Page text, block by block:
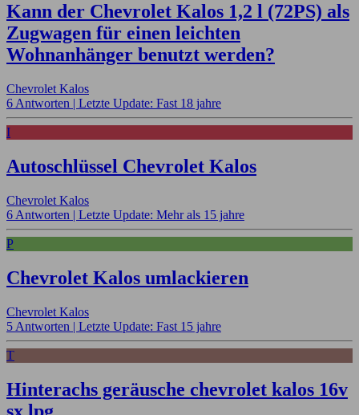
Kann der Chevrolet Kalos 1,2 l (72PS) als
Zugwagen für einen leichten
Wohnanhänger benutzt werden?
Chevrolet Kalos
6 Antworten | Letzte Update: Fast 18 jahre
I
Autoschlüssel Chevrolet Kalos
Chevrolet Kalos
6 Antworten | Letzte Update: Mehr als 15 jahre
P
Chevrolet Kalos umlackieren
Chevrolet Kalos
5 Antworten | Letzte Update: Fast 15 jahre
T
Hinterachs geräusche chevrolet kalos 16v